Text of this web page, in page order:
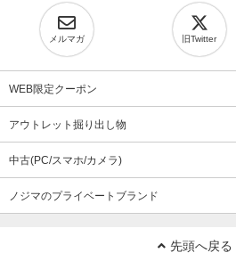
メルマガ 旧Twitter
WEB限定クーポン
アウトレット掘り出し物
中古(PC/スマホ/カメラ)
ノジマのプライベートブランド
先頭へ戻る